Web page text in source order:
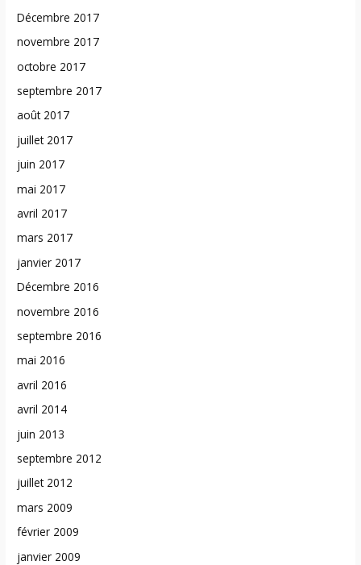
Décembre 2017
novembre 2017
octobre 2017
septembre 2017
août 2017
juillet 2017
juin 2017
mai 2017
avril 2017
mars 2017
janvier 2017
Décembre 2016
novembre 2016
septembre 2016
mai 2016
avril 2016
avril 2014
juin 2013
septembre 2012
juillet 2012
mars 2009
février 2009
janvier 2009